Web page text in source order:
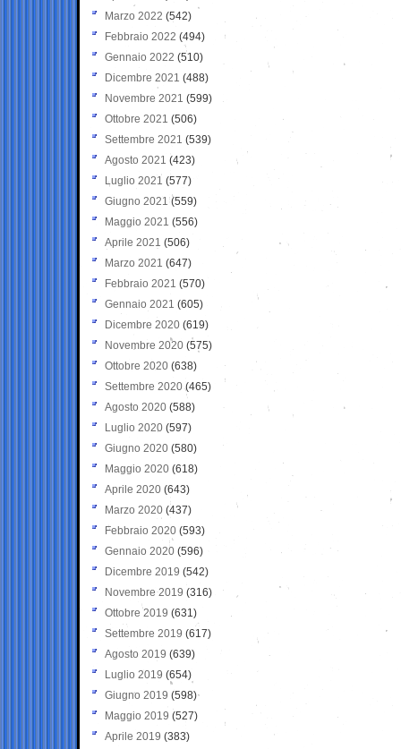
Marzo 2022 (542)
Febbraio 2022 (494)
Gennaio 2022 (510)
Dicembre 2021 (488)
Novembre 2021 (599)
Ottobre 2021 (506)
Settembre 2021 (539)
Agosto 2021 (423)
Luglio 2021 (577)
Giugno 2021(559)
Maggio 2021 (556)
Aprile 2021 (506)
Marzo 2021 (647)
Febbraio 2021 (570)
Gennaio 2021 (605)
Dicembre 2020 (619)
Novembre 2020 (575)
Ottobre 2020 (638)
Settembre 2020(465)
Agosto 2020 (588)
Luglio 2020 (597)
Giugno 2020 (580)
Maggio 2020 (618)
Aprile 2020 (643)
Marzo 2020 (437)
Febbraio 2020 (593)
Gennaio 2020 (596)
Dicembre 2019 (542)
Novembre 2019 (316)
Ottobre 2019 (631)
Settembre 2019 (617)
Agosto 2019 (639)
Luglio 2019 (654)
Giugno 2019 (598)
Maggio 2019 (527)
Aprile 2019 (383)